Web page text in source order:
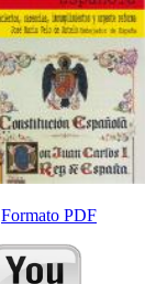
Formato PDF